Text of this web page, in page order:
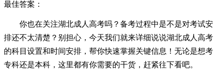
最佳答案：
你也在关注湖北成人高考吗？备考过程中是不是对考试安
排还不太清楚？别担心，今天我们就来详细说说湖北成人高考
的科目设置和时间安排，帮你快速掌握关键信息！无论是想考
专科还是本科，这里都有你需要的干货，赶紧往下看吧。